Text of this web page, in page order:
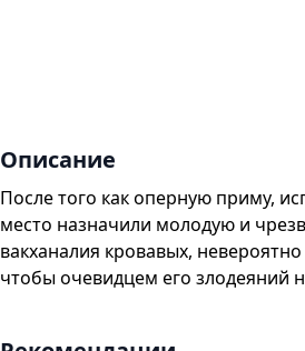
Описание
После того как оперную приму,
место назначили молодую и
вакханалия кровавых,
чтобы очевидцем его злодеяний